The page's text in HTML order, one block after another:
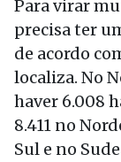
Para virar
precisa ter
de acordo
localiza. No
haver 6.008
8.411 no
Sul e no